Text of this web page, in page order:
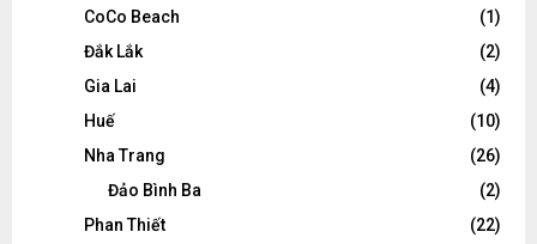
CoCo Beach
(1)
Đắk Lắk
(2)
Gia Lai
(4)
Huế
(10)
Nha Trang
(26)
Đảo Bình Ba
(2)
Phan Thiết
(22)